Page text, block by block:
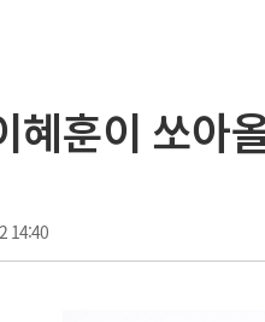
훈이 쏘아
14:40